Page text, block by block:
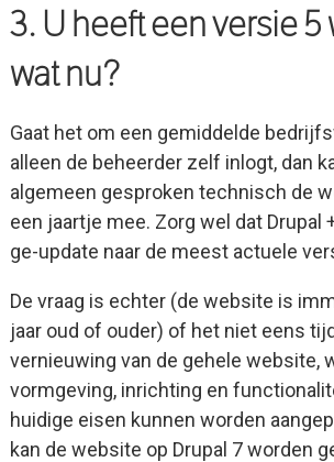
3. U heeft een versie
wat nu?
Gaat het om een gemiddelde
alleen de beheerder zelf inlogt, dan
algemeen gesproken technisch de
een jaartje mee. Zorg wel dat Drupal
ge-update naar de meest actuele
De vraag is echter (de website is
jaar oud of ouder) of het niet eens
vernieuwing van de gehele website,
vormgeving, inrichting en
huidige eisen kunnen worden
kan de website op Drupal 7 worden